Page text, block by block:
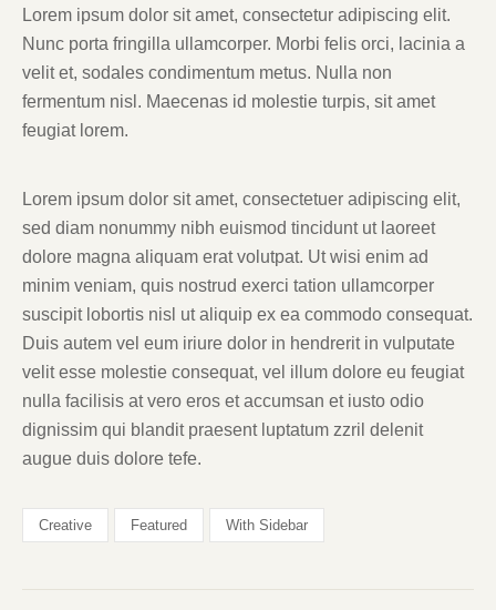
Lorem ipsum dolor sit amet, consectetur adipiscing elit.
Nunc porta fringilla ullamcorper. Morbi felis orci, lacinia a
velit et, sodales condimentum metus. Nulla non
fermentum nisl. Maecenas id molestie turpis, sit amet
feugiat lorem.
Lorem ipsum dolor sit amet, consectetuer adipiscing elit,
sed diam nonummy nibh euismod tincidunt ut laoreet
dolore magna aliquam erat volutpat. Ut wisi enim ad
minim veniam, quis nostrud exerci tation ullamcorper
suscipit lobortis nisl ut aliquip ex ea commodo consequat.
Duis autem vel eum iriure dolor in hendrerit in vulputate
velit esse molestie consequat, vel illum dolore eu feugiat
nulla facilisis at vero eros et accumsan et iusto odio
dignissim qui blandit praesent luptatum zzril delenit
augue duis dolore tefe.
Creative Featured With Sidebar